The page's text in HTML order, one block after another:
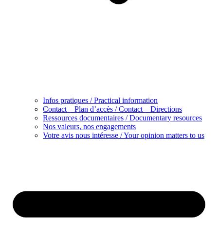
Infos pratiques / Practical information
Contact – Plan d’accès / Contact – Directions
Ressources documentaires / Documentary resources
Nos valeurs, nos engagements
Votre avis nous intéresse / Your opinion matters to us